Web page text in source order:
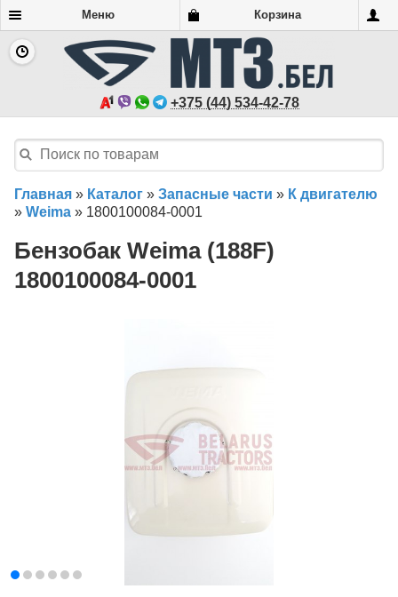
Меню Корзина
+375 (44) 534-42-78
Главная » Каталог » Запасные части » К двигателю
» Weima » 1800100084-0001
Бензобак Weima (188F)
1800100084-0001